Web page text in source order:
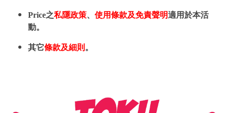
Price之私隱政策、 使用條款及免責聲明適用於本活
動。
其它條款及細則 。